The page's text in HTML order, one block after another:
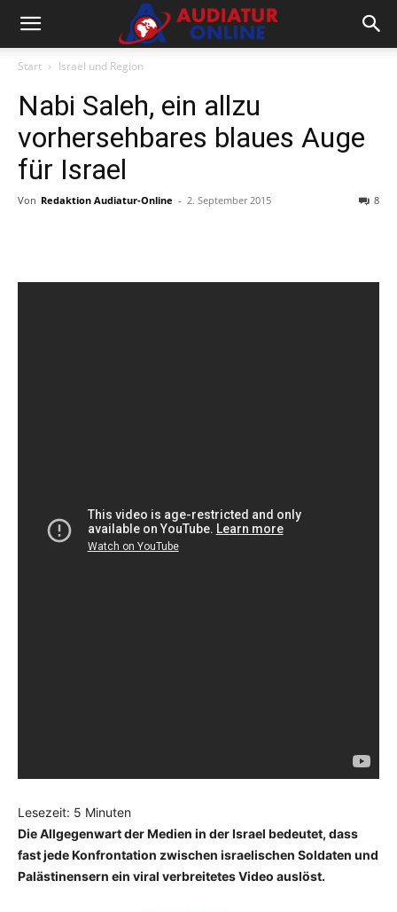
Start Israel und Region
Nabi Saleh, ein allzu
vorhersehbares blaues Auge
für Israel
Von Redaktion Audiatur-Online - 2. September 2015 8
Lesezeit: 5 Minuten
Die Allgegenwart der Medien in der Israel bedeutet, dass
fast jede Konfrontation zwischen israelischen Soldaten und
Palästinensern ein viral verbreitetes Video auslöst.